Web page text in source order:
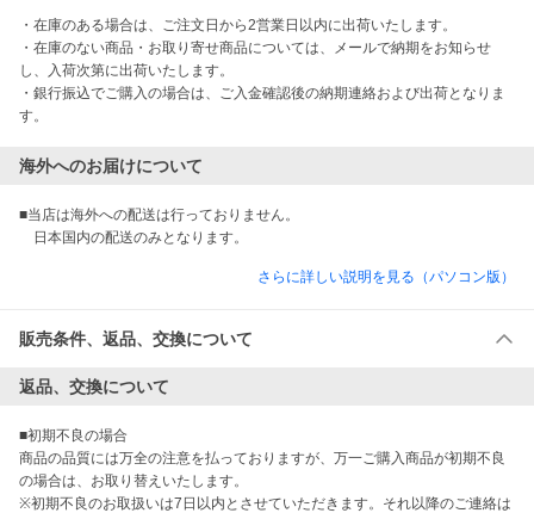
・在庫のある場合は、ご注文日から2営業日以内に出荷いたします。
・在庫のない商品・お取り寄せ商品については、メールで納期をお知らせ
し、入荷次第に出荷いたします。
・銀行振込でご購入の場合は、ご入金確認後の納期連絡および出荷となりま
す。
海外へのお届けについて
■当店は海外への配送は行っておりません。
日本国内の配送のみとなります。
さらに詳しい説明を見る（パソコン版）
販売条件、返品、交換について
返品、交換について
■初期不良の場合
商品の品質には万全の注意を払っておりますが、万一ご購入商品が初期不良
の場合は、お取り替えいたします。
※初期不良のお取扱いは7日以内とさせていただきます。それ以降のご連絡は